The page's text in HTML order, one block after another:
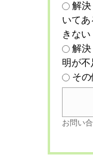
解
いて
きない
解
明が
そ
お問い